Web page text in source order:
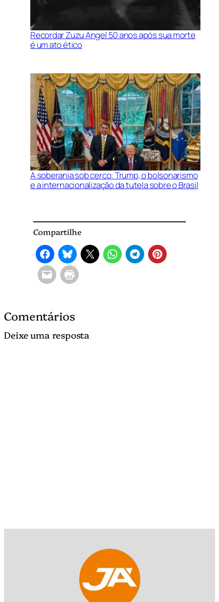
Recordar Zuzu Angel 50 anos após sua morte
é um ato ético
A soberania sob cerco: Trump, o bolsonarismo
e a internacionalização da tutela sobre o Brasil
Compartilhe
Comentários
Deixe uma resposta